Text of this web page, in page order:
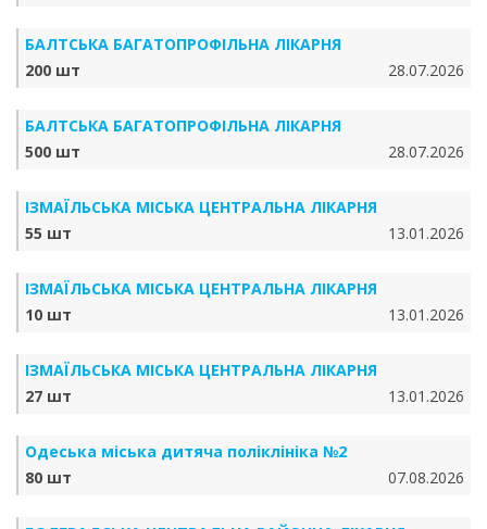
БАЛТСЬКА БАГАТОПРОФІЛЬНА ЛІКАРНЯ
200 шт
28.07.2026
БАЛТСЬКА БАГАТОПРОФІЛЬНА ЛІКАРНЯ
500 шт
28.07.2026
ІЗМАЇЛЬСЬКА МІСЬКА ЦЕНТРАЛЬНА ЛІКАРНЯ
55 шт
13.01.2026
ІЗМАЇЛЬСЬКА МІСЬКА ЦЕНТРАЛЬНА ЛІКАРНЯ
10 шт
13.01.2026
ІЗМАЇЛЬСЬКА МІСЬКА ЦЕНТРАЛЬНА ЛІКАРНЯ
27 шт
13.01.2026
Одеська міська дитяча поліклініка №2
80 шт
07.08.2026